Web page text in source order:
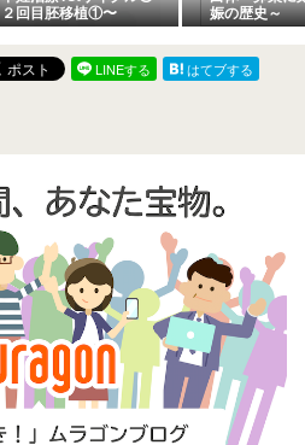
２回目胚移植①〜 娠の歴史～
LINEする
はてブする